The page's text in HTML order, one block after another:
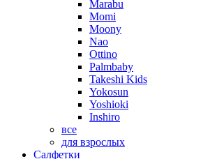
Marabu
Momi
Moony
Nao
Ottino
Palmbaby
Takeshi Kids
Yokosun
Yoshioki
Inshiro
все
для взрослых
Салфетки